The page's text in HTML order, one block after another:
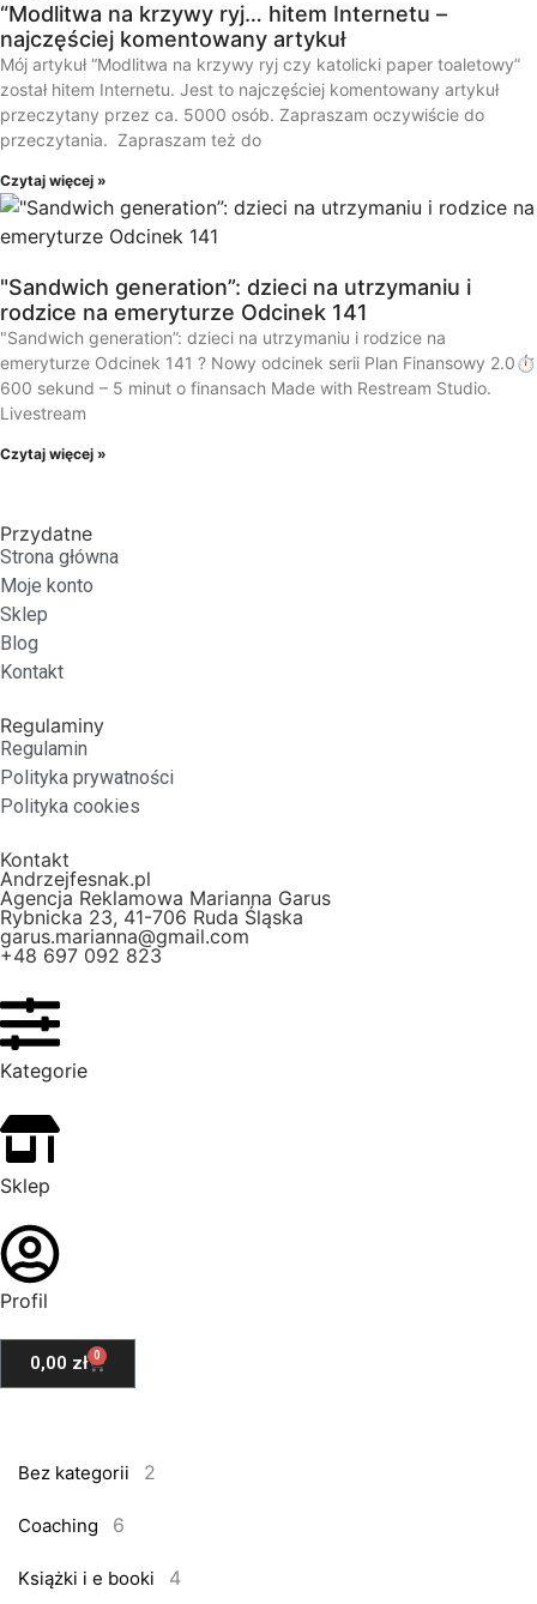
“Modlitwa na krzywy ryj… hitem Internetu –
najczęściej komentowany artykuł
Mój artykuł “Modlitwa na krzywy ryj czy katolicki paper toaletowy”
został hitem Internetu. Jest to najczęściej komentowany artykuł
przeczytany przez ca. 5000 osób. Zapraszam oczywiście do
przeczytania. Zapraszam też do
Czytaj więcej »
"Sandwich generation”: dzieci na utrzymaniu i
rodzice na emeryturze Odcinek 141
"Sandwich generation”: dzieci na utrzymaniu i rodzice na
emeryturze Odcinek 141 ? Nowy odcinek serii Plan Finansowy 2.0⏱️
600 sekund – 5 minut o finansach Made with Restream Studio.
Livestream
Czytaj więcej »
Przydatne
Strona główna
Moje konto
Sklep
Blog
Kontakt
Regulaminy
Regulamin
Polityka prywatności
Polityka cookies
Kontakt
Andrzejfesnak.pl
Agencja Reklamowa Marianna Garus
Rybnicka 23, 41-706 Ruda Śląska
garus.marianna@gmail.com
+48 697 092 823
Kategorie
Sklep
Profil
0,00 zł 0
Bez kategorii 2
Coaching 6
Książki i e booki 4